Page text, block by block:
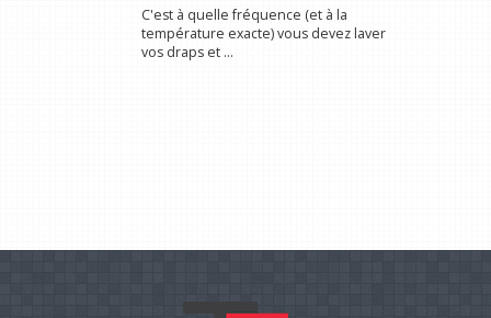
C'est à quelle fréquence (et à la
température exacte) vous devez laver
vos draps et ...